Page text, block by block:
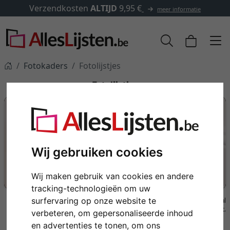
Wij gebruiken cookies
Wij maken gebruik van cookies en andere
tracking-technologieën om uw
surfervaring op onze website te
verbeteren, om gepersonaliseerde inhoud
en advertenties te tonen, om ons
meer informatie ✓500.000 artikelen om uit
Fotokaders Fotolijstjes
Fotolijstjes
FOTOLIJSTJES
Kleinere formaten om neer te zetten en op te hangen.
Een overzicht van alle in de video getoonde fotolijsten vindt u helemaal
onderaan de tekst.